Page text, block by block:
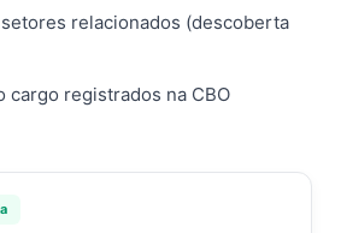
relacionados (descoberta
cargo registrados na CBO